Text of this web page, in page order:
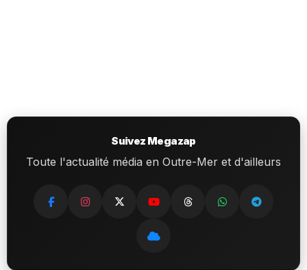
Suivez Megazap
Toute l'actualité média en Outre-Mer et d'ailleurs